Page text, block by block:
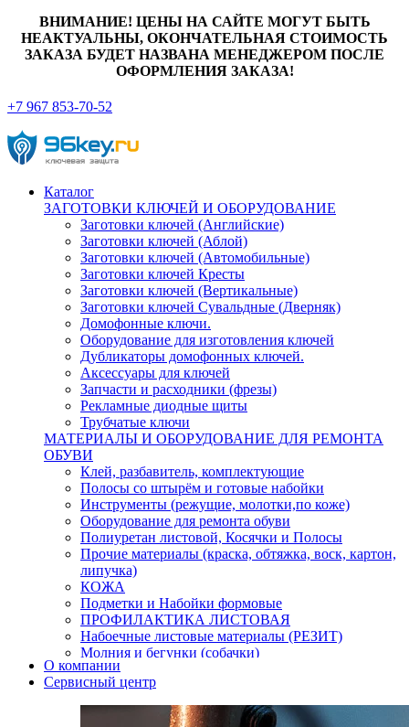
ВНИМАНИЕ! ЦЕНЫ НА САЙТЕ МОГУТ БЫТЬ
НЕАКТУАЛЬНЫ, ОКОНЧАТЕЛЬНАЯ СТОИМОСТЬ
ЗАКАЗА БУДЕТ НАЗВАНА МЕНЕДЖЕРОМ ПОСЛЕ
ОФОРМЛЕНИЯ ЗАКАЗА!
+7 967 853-70-52
Каталог
ЗАГОТОВКИ КЛЮЧЕЙ И ОБОРУДОВАНИЕ
Заготовки ключей (Английские)
Заготовки ключей (Аблой)
Заготовки ключей (Автомобильные)
Заготовки ключей Кресты
Заготовки ключей (Вертикальные)
Заготовки ключей Сувальдные (Дверняк)
Домофонные ключи.
Оборудование для изготовления ключей
Дубликаторы домофонных ключей.
Аксессуары для ключей
Запчасти и расходники (фрезы)
Рекламные диодные щиты
Трубчатые ключи
МАТЕРИАЛЫ И ОБОРУДОВАНИЕ ДЛЯ РЕМОНТА
ОБУВИ
Клей, разбавитель, комплектующие
Полосы со штырём и готовые набойки
Инструменты (режущие, молотки,по коже)
Оборудование для ремонта обуви
Полиуретан листовой, Косячки и Полосы
Прочие материалы (краска, обтяжка, воск, картон,
липучка)
КОЖА
Подметки и Набойки формовые
ПРОФИЛАКТИКА ЛИСТОВАЯ
Набоечные листовые материалы (РЕЗИТ)
Молния и бегунки (собачки)
Нитки,иглы-шило,крючки.
Уход и косметика для обуви
Кнопки (магнитые,кобурные)
Пряжки для ремня
О компании
Сервисный центр